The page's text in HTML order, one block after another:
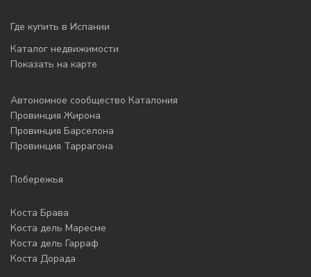
Где купить в Испании
Каталог недвижимости
Показать на карте
Автономное сообщество Каталония
Провинция Жирона
Провинция Барселона
Провинция Таррагона
Побережья
Коста Брава
Коста дель Маресме
Коста дель Гарраф
Коста Дорада